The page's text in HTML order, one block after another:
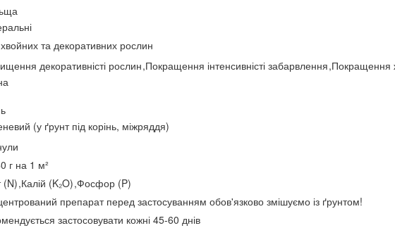
хвойних та декоративних рослин
декоративністі рослин,Покращення інтенсивністі забарвлення,Покращення
(у ґрунт під корінь, міжряддя)
г на 1 м²
(N),Калій (K₂O),Фосфор (P)
препарат перед застосуванням обов'язково змішуємо із ґрунтом!
застосовувати кожні 45-60 днів